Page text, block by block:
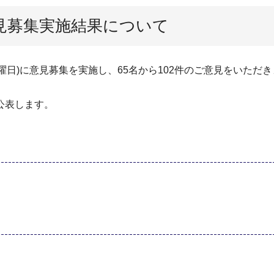
集実施結果について
)に意見募集を実施し、65名から102件のご意見をいただ
します。